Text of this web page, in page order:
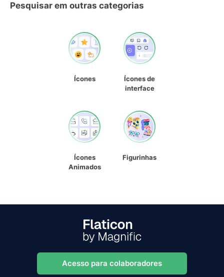
Pesquisar em outras categorias
Ícones
Ícones de
interface
Ícones
Animados
Figurinhas
Acesso para colaboradores